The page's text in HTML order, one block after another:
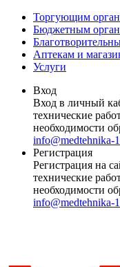
Торгующим
Бюджетным
Аптекам и
Услуги
Вход
Вход в личный
технические
необходимости
info@medtehnika-
Регистрация
Регистрация на
технические
необходимости
info@medtehnika-